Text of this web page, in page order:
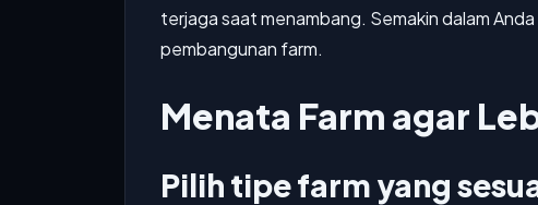
terjaga saat menambang. Semakin dalam
pembangunan farm.
Menata Farm agar
Pilih tipe farm yang